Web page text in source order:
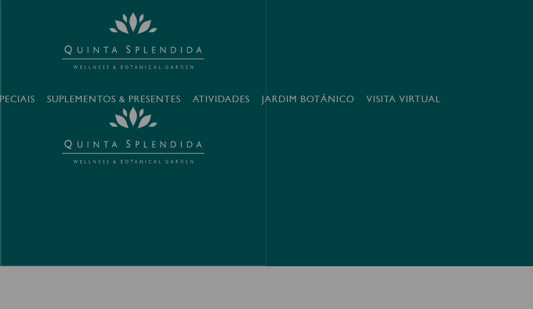
SUPLEMENTOS & PRESENTES ATIVIDADES JARDIM BOTÂNICO VISITA VIRTUAL